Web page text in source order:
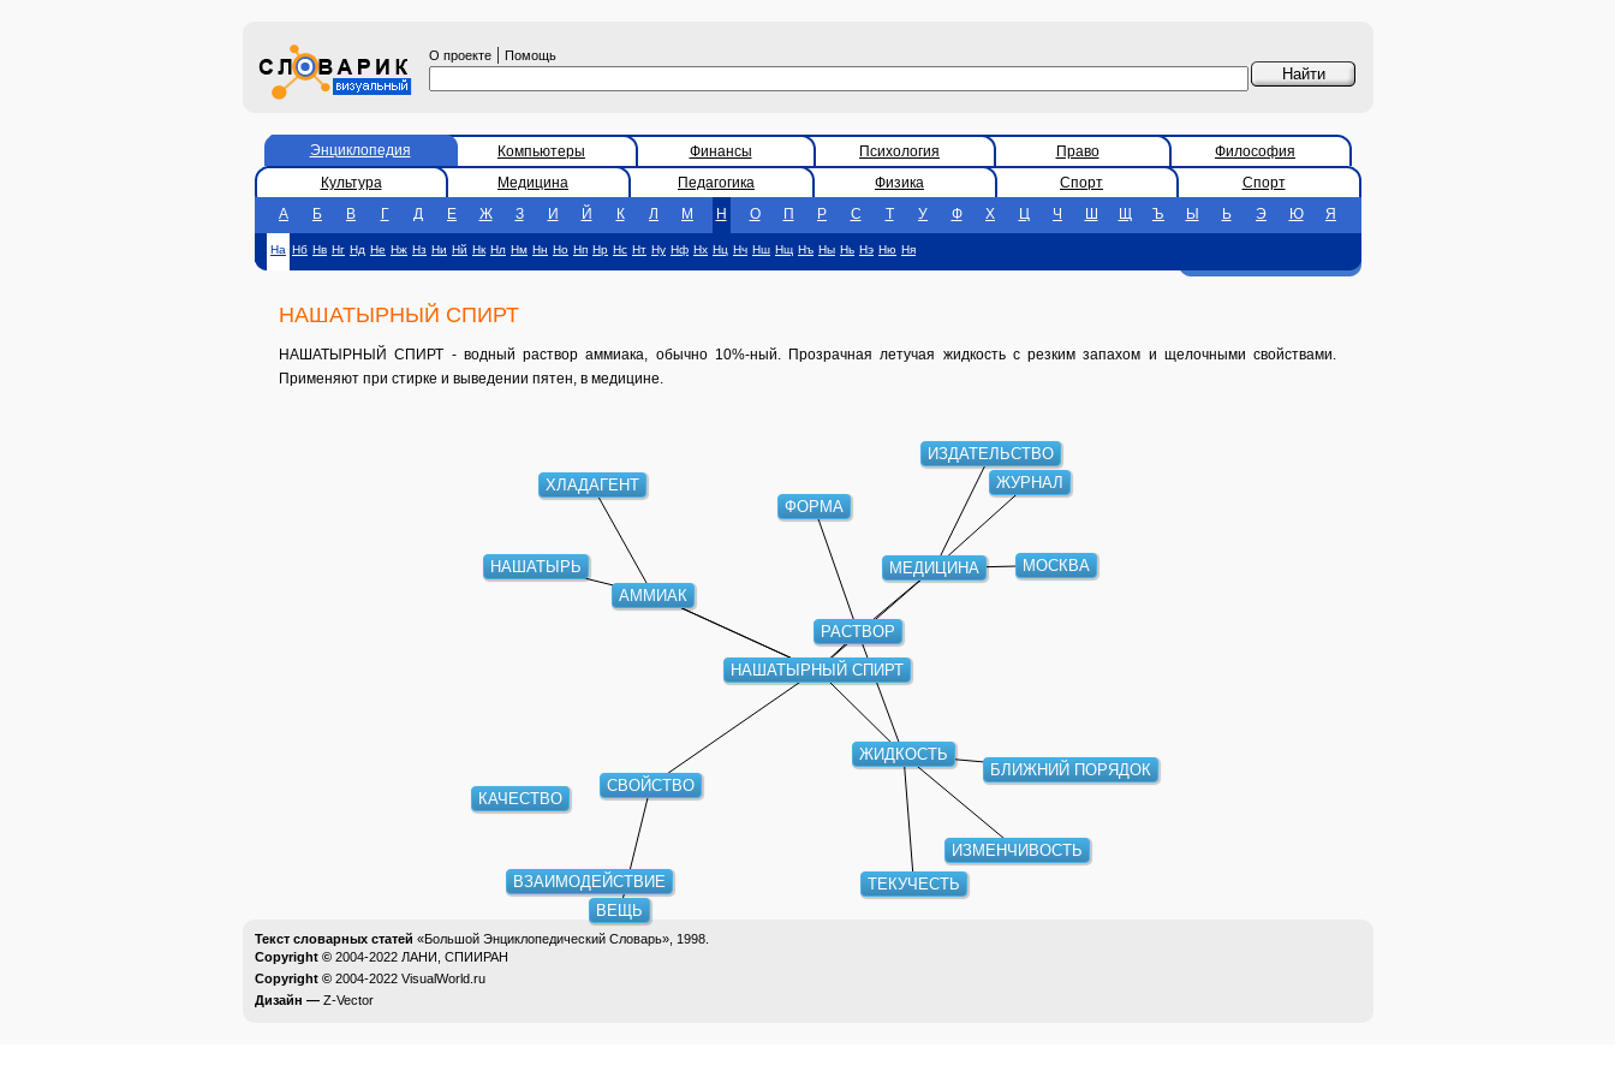
О проекте | Помощь
Энциклопедия Компьютеры Финансы Психология Право
Философия
Культура
Медицина Педагогика Физика Спорт
Спорт
А
Б В Г Д Е Ж З И Й К Л М Н О П Р С Т У Ф Х Ц Ч Ш Щ Ъ Ы Ь Э Ю Я
На Нб Нв Нг Нд Не Нж Нз Ни Нй Нк Нл Нм Нн Но Нп Нр Нс Нт Ну Нф Нх Нц Нч Нш Нщ Нъ Ны Нь Нэ Ню Ня
НАШАТЫРНЫЙ СПИРТ
НАШАТЫРНЫЙ СПИРТ - водный раствор аммиака, обычно 10%-ный. Прозрачная летучая жидкость с резким запахом и щелочными свойствами.
Применяют при стирке и выведении пятен, в медицине.
НАШАТЫРНЫЙ СПИРТ
АММИАК
РАСТВОР
МЕДИЦИНА
ЖИДКОСТЬ
СВОЙСТВО
НАШАТЫРЬ
ХЛАДАГЕНТ
ФОРМА
ИЗДАТЕЛЬСТВО
ЖУРНАЛ
МОСКВА
БЛИЖНИЙ ПОРЯДОК
ТЕКУЧЕСТЬ
ИЗМЕНЧИВОСТЬ
ВЕЩЬ
ВЗАИМОДЕЙСТВИЕ
КАЧЕСТВО
Текст словарных статей «Большой Энциклопедический Словарь», 1998.
Copyright © 2004-2022 ЛАНИ, СПИИРАН
Copyright © 2004-2022 VisualWorld.ru
Дизайн — Z-Vector